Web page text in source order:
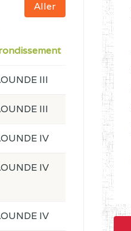
III
III
IV
IV
IV